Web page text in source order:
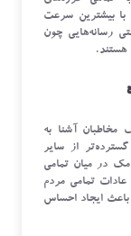
بیشترین سرعت
رسانه‌هایی چون
هستند.
آشنا به
از سایر
در میان تمامی
عادات تمامی مردم
ایجاد احساس